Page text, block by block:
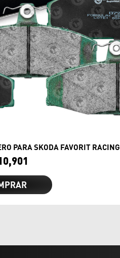
PARA SKODA FAVORIT RACING